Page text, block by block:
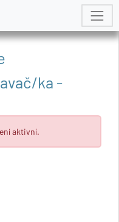
ka -
aktivní.